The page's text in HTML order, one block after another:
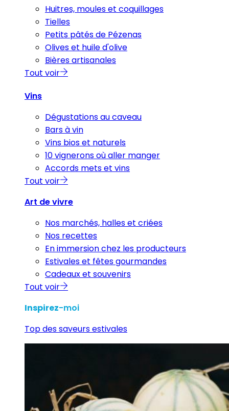
Huitres, moules et coquillages
Tielles
Petits pâtés de Pézenas
Olives et huile d'olive
Bières artisanales
Tout voir
Vins
Dégustations au caveau
Bars à vin
Vins bios et naturels
10 vignerons où aller manger
Accords mets et vins
Tout voir
Art de vivre
Nos marchés, halles et criées
Nos recettes
En immersion chez les producteurs
Estivales et fêtes gourmandes
Cadeaux et souvenirs
Tout voir
Inspirez-moi
Top des saveurs estivales